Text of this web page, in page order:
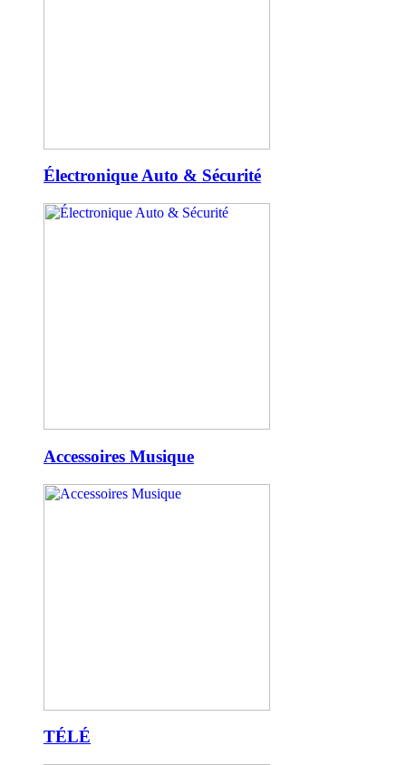
Électronique Auto & Sécurité
Accessoires Musique
TÉLÉ